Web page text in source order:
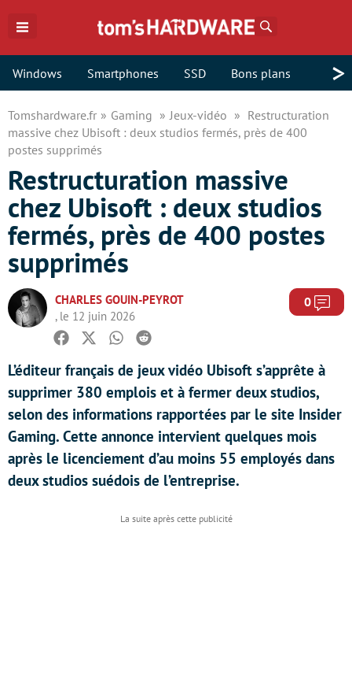
Windows Smartphones SSD Bons plans >
Tomshardware.fr Gaming Jeux-vidéo
Restructuration
massive chez Ubisoft : deux studios fermés, près de 400
postes supprimés
Restructuration massive
chez Ubisoft : deux studios
fermés, près de 400 postes
supprimés
CHARLES GOUIN-PEYROT
, le 12 juin 2026
0
Facebook
TwitterWhatsapp
Reddit
L’éditeur français de jeux vidéo Ubisoft s’apprête à
supprimer 380 emplois et à fermer deux studios,
selon des informations rapportées par le site Insider
Gaming. Cette annonce intervient quelques mois
après le licenciement d’au moins 55 employés dans
deux studios suédois de l’entreprise.